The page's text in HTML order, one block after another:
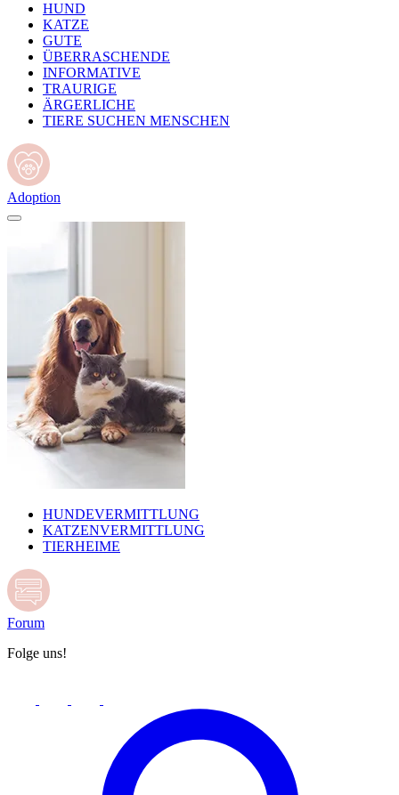
HUND
KATZE
GUTE
ÜBERRASCHENDE
INFORMATIVE
TRAURIGE
ÄRGERLICHE
TIERE SUCHEN MENSCHEN
Adoption
HUNDEVERMITTLUNG
KATZENVERMITTLUNG
TIERHEIME
Forum
Folge uns!